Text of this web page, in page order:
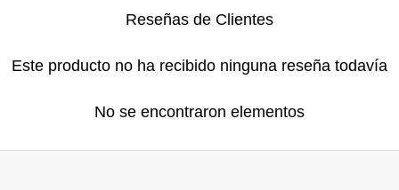
Reseñas de Clientes
Este producto no ha recibido ninguna reseña todavía
No se encontraron elementos